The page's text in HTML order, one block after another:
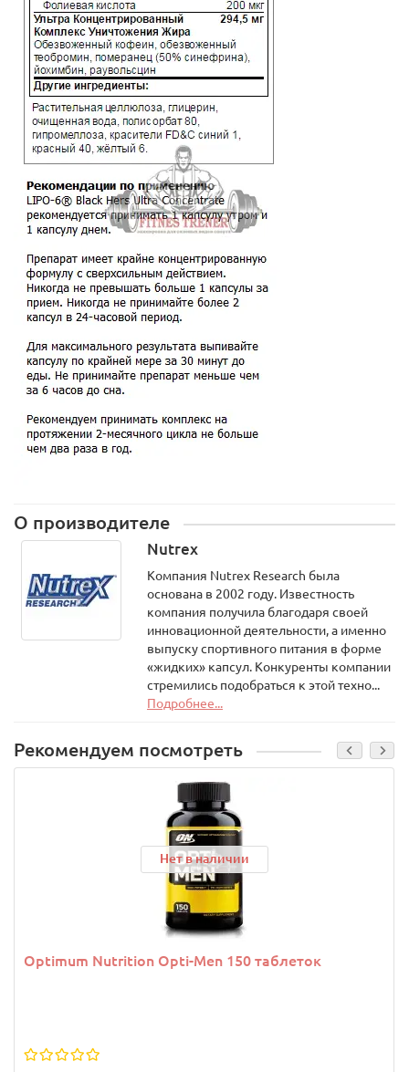
О производителе
Nutrex
Компания Nutrex Research была
основана в 2002 году. Известность
компания получила благодаря своей
инновационной деятельности, а именно
выпуску спортивного питания в форме
«жидких» капсул. Конкуренты компании
стремились подобраться к этой техно...
Подробнее...
Рекомендуем посмотреть
Нет в наличии
Optimum Nutrition Opti-Men 150 таблеток